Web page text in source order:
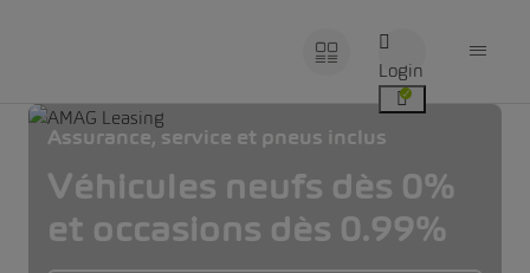
Login
Assurance, service et pneus inclus
Véhicules neufs dès 0%
et occasions dès 0.99%